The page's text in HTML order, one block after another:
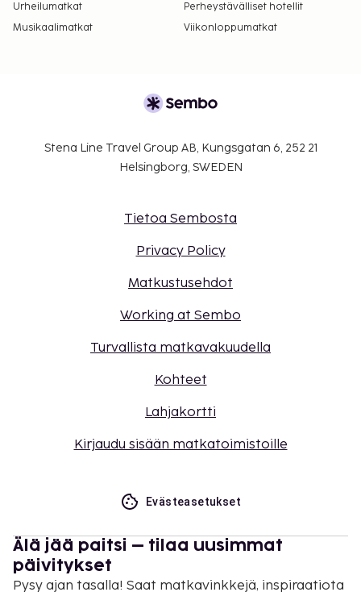
Urheilumatkat
Perheystävälliset hotellit
Musikaalimatkat
Viikonloppumatkat
Stena Line Travel Group AB, Kungsgatan 6, 252 21
Helsingborg, SWEDEN
Tietoa Sembosta
Privacy Policy
Matkustusehdot
Working at Sembo
Turvallista matkavakuudella
Kohteet
Lahjakortti
Kirjaudu sisään matkatoimistoille
Evästeasetukset
Älä jää paitsi – tilaa uusimmat
päivitykset
Pysy ajan tasalla! Saat matkavinkkejä, inspiraatiota